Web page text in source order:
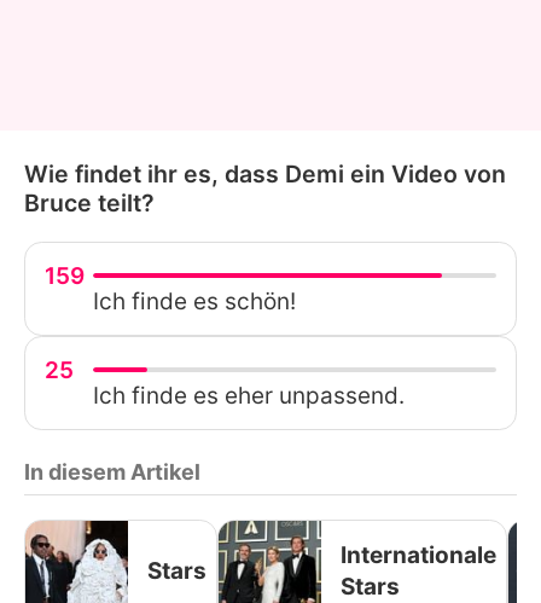
Wie findet ihr es, dass Demi ein Video von
Bruce teilt?
159
Ich finde es schön!
25
Ich finde es eher unpassend.
In diesem Artikel
Stars
Internationale
Stars